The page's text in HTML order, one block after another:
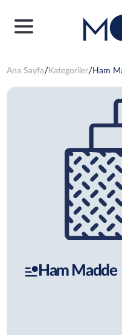
Ana Sayfa Kategoriler Ham
Ham Madde